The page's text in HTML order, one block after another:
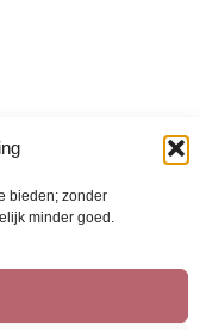
bieden; zonder
minder goed.